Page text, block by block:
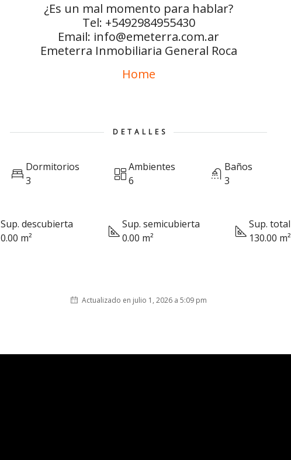
¿Es un mal momento para hablar?
Tel: +5492984955430
Email: info@emeterra.com.ar
Emeterra Inmobiliaria General Roca
Home
DETALLES
Dormitorios
3
Ambientes
6
Baños
3
Sup. descubierta
0.00 m²
Sup. semicubierta
0.00 m²
Sup. total
130.00 m²
Actualizado en julio 1, 2026 a 5:09 pm